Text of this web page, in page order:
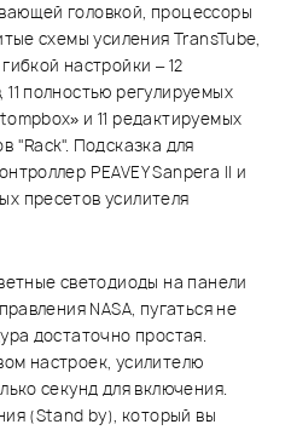
головкой, процессоры
схемы усиления TransTube,
настройки – 12
полностью регулируемых
и 11 редактируемых
"Rack". Подсказка для
PEAVEY Sanpera II и
пресетов усилителя
светодиоды на панели
NASA, пугаться не
достаточно простая.
настроек, усилителю
секунд для включения.
(Stand by), который вы